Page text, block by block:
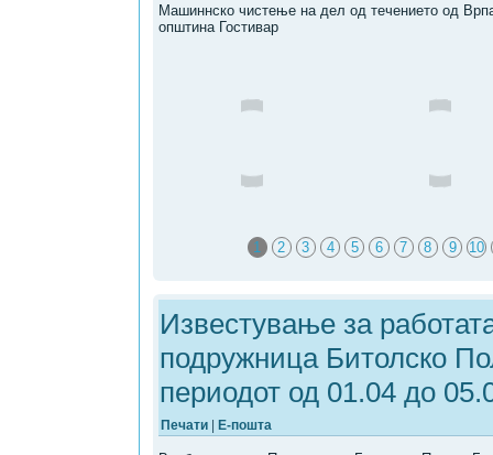
Машиннско чистење на дел од течението од
општина Гостивар
1 2 3 4 5 6 7 8 9 10
Известување за
подружница Битолско
периодот од 01.04 до
Печати | Е-пошта